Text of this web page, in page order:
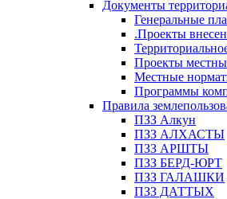
Документы
Генеральные
.Проекты
Проекты
Местные
Программы
Правила
ПЗЗ Алкун
ПЗЗ АЛХАСТЫ
ПЗЗ АРШТЫ
ПЗЗ БЕРД-ЮРТ
ПЗЗ ГАЛАШКИ
ПЗЗ ДАТТЫХ